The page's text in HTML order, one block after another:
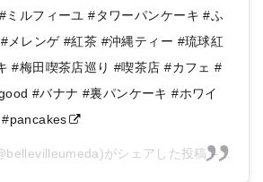
ミルフィーユ #タワーパンケーキ #ふ
メレンゲ #紅茶 #沖縄ティー #琉球紅
#梅田喫茶店巡り #喫茶店 #カフェ #
#バナナ #裏パンケーキ #ホワイ
がシェアした投稿 – 2018